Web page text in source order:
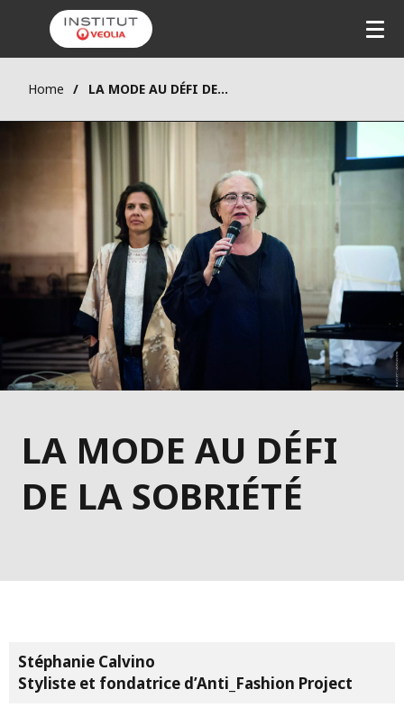
Home LA MODE AU DÉFI DE LA SOBRIÉTÉ
LA MODE AU DÉFI
DE LA SOBRIÉTÉ
Stéphanie Calvino
Styliste et fondatrice d’Anti_Fashion Project